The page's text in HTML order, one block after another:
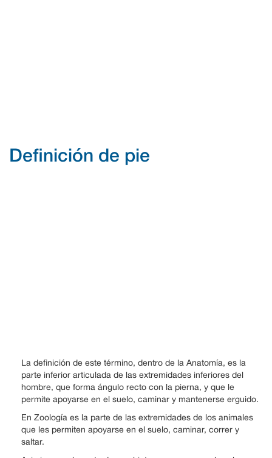
Definición de pie
La definición de este término, dentro de la Anatomía, es la
parte inferior articulada de las extremidades inferiores del
hombre, que forma ángulo recto con la pierna, y que le
permite apoyarse en el suelo, caminar y mantenerse erguido.
En Zoología es la parte de las extremidades de los animales
que les permiten apoyarse en el suelo, caminar, correr y
saltar.